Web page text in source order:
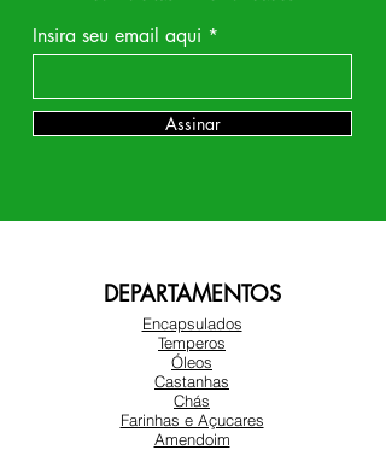
Insira seu email aqui
Assinar
DEPARTAMENTOS
Encapsulados
Temperos
Óleos
Castanhas
Chás
Farinhas e Açucares
Amendoim